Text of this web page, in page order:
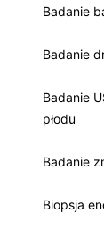
Badanie
Badanie
Badanie
płodu
Badanie
Biopsja